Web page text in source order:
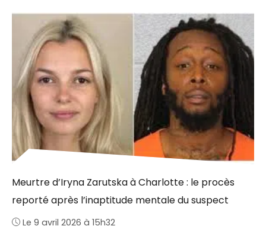
Meurtre d’Iryna Zarutska à Charlotte : le procès
reporté après l’inaptitude mentale du suspect
Le 9 avril 2026 à 15h32